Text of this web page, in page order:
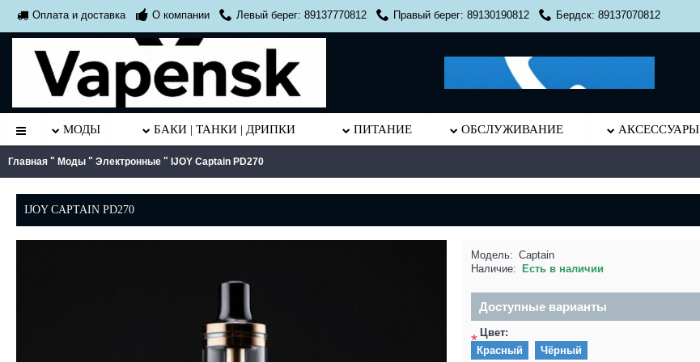
Оплата и доставка О компании Левый берег: 89137770812 Правый берег: 89130190812 Бердск: 89137070812
МОДЫ БАКИ | ТАНКИ | ДРИПКИ ПИТАНИЕ ОБСЛУЖИВАНИЕ АКСЕССУАРЫ
Главная " Моды " Электронные " IJOY Captain PD270
IJOY CAPTAIN PD270
Модель: Captain
Наличие:
Есть в наличии
Доступные варианты
* Цвет:
Красный
Чёрный